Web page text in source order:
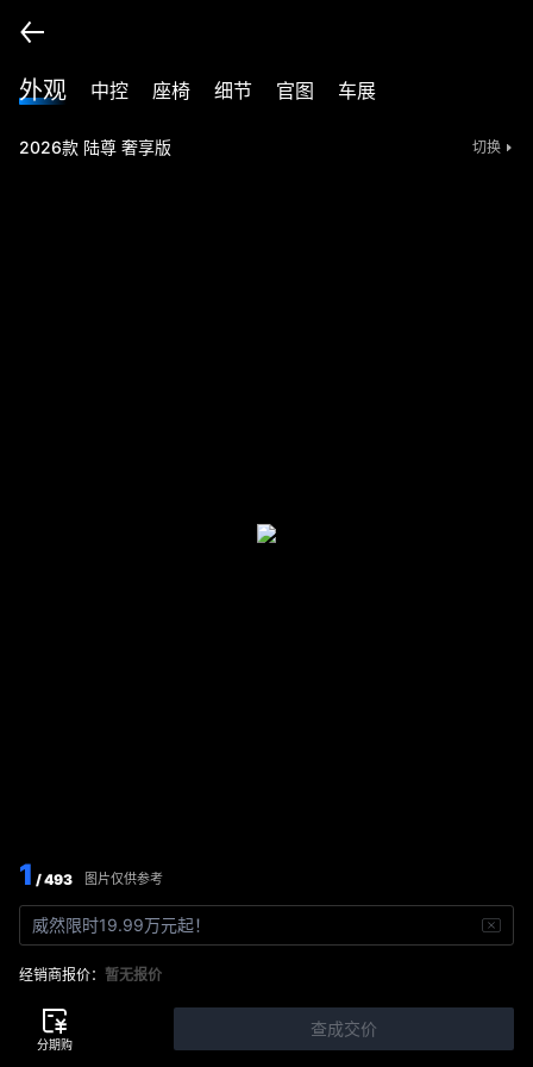
外观 中控 座椅 细节 官图 车展
2026款 陆尊 奢享版 切换
1 / 493 图片仅供参考
威然限时19.99万元起！
经销商报价： 暂无报价
查成交价